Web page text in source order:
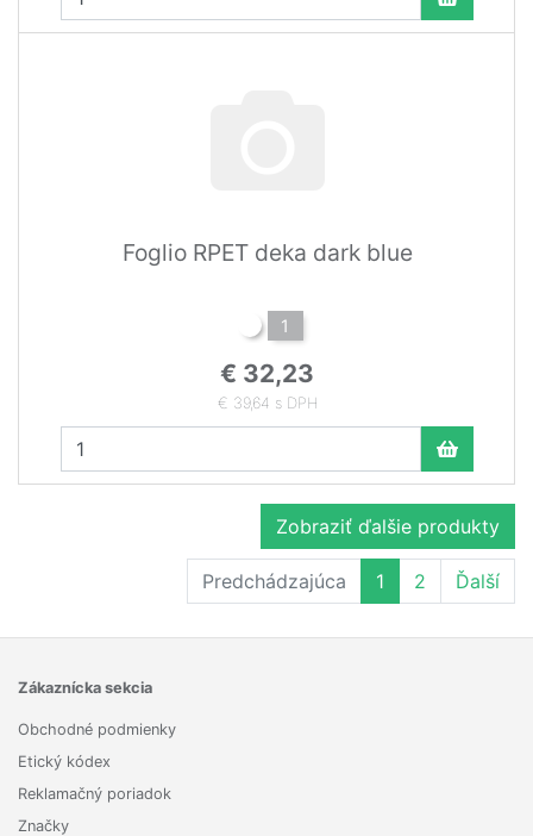
Foglio RPET deka dark blue
1
€ 32,23
€ 39,64 s DPH
Zobraziť ďalšie produkty
Predchádzajúca 1 2 Ďalší
Zákaznícka sekcia
Obchodné podmienky
Etický kódex
Reklamačný poriadok
Značky